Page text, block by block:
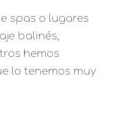
spas o lugares
balinés,
hemos
lo tenemos muy